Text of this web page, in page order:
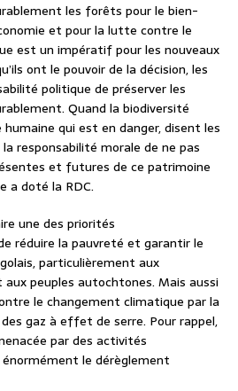
les forêts pour le bien-
et pour la lutte contre le
est un impératif pour les nouveaux
ont le pouvoir de la décision, les
politique de préserver les
Quand la biodiversité
humaine qui est en danger, disent les
responsabilité morale de ne pas
et futures de ce patrimoine
a doté la RDC.
une des priorités
réduire la pauvreté et garantir le
particulièrement aux
peuples autochtones. Mais aussi
le changement climatique par la
gaz à effet de serre. Pour rappel,
par des activités
le dérèglement